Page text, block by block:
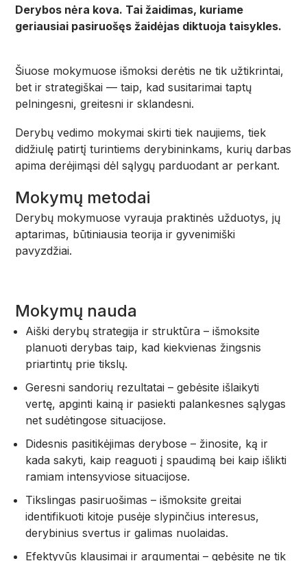
Derybos nėra kova. Tai žaidimas, kuriame
geriausiai pasiruošęs žaidėjas diktuoja taisykles.
Šiuose mokymuose išmoksi derėtis ne tik užtikrintai,
bet ir strategiškai — taip, kad susitarimai taptų
pelningesni, greitesni ir sklandesni.
Derybų vedimo mokymai skirti tiek naujiems, tiek
didžiulę patirtį turintiems derybininkams, kurių darbas
apima derėjimąsi dėl sąlygų parduodant ar perkant.
Mokymų metodai
Derybų mokymuose vyrauja praktinės užduotys, jų
aptarimas, būtiniausia teorija ir gyvenimiški
pavyzdžiai.
Mokymų nauda
Aiški derybų strategija ir struktūra – išmoksite
planuoti derybas taip, kad kiekvienas žingsnis
priartintų prie tikslų.
Geresni sandorių rezultatai – gebėsite išlaikyti
vertę, apginti kainą ir pasiekti palankesnes sąlygas
net sudėtingose situacijose.
Didesnis pasitikėjimas derybose – žinosite, ką ir
kada sakyti, kaip reaguoti į spaudimą bei kaip išlikti
ramiam intensyviose situacijose.
Tikslingas pasiruošimas – išmoksite greitai
identifikuoti kitoje pusėje slypinčius interesus,
derybinius svertus ir galimas nuolaidas.
Efektyvūs klausimai ir argumentai – gebėsite ne tik